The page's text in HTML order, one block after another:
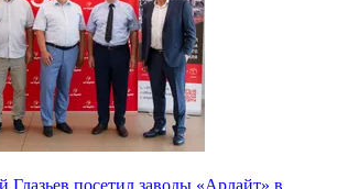
Глазьев посетил заводы «Арлайт» в